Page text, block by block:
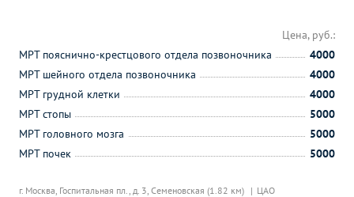
г. Москва, Госпитальная пл., д. 3, Семеновская (1.82 км) ЦАО
Цена, руб.:
МРТ пояснично-крестцового отдела позвоночника
4000
МРТ шейного отдела позвоночника
4000
МРТ грудной клетки
4000
МРТ стопы
5000
МРТ головного мозга
5000
МРТ почек
5000